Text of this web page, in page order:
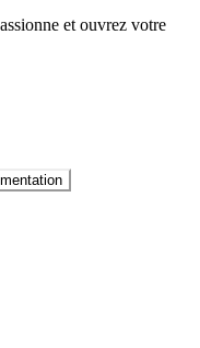
et ouvrez votre